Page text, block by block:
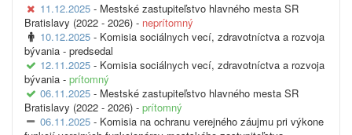
11.12.2025 - Mestské zastupiteľstvo hlavného mesta SR
Bratislavy (2022 - 2026) - neprítomný
10.12.2025 - Komisia sociálnych vecí, zdravotníctva a rozvoja
bývania - predsedal
12.11.2025 - Komisia sociálnych vecí, zdravotníctva a rozvoja
bývania - prítomný
06.11.2025 - Mestské zastupiteľstvo hlavného mesta SR
Bratislavy (2022 - 2026) - prítomný
06.11.2025 - Komisia na ochranu verejného záujmu pri výkone